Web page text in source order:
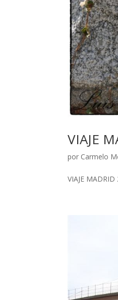
VIAJE
por Carmelo
VIAJE